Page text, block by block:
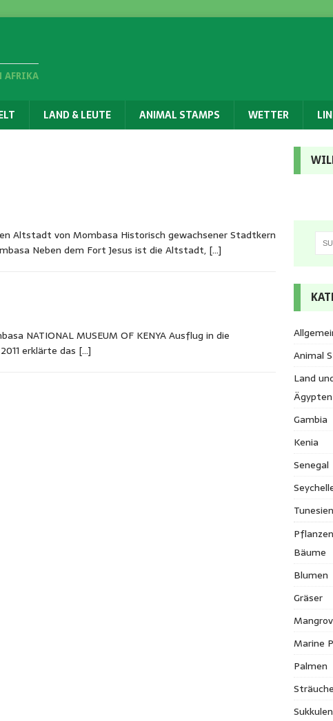
AFRIKA
LAND & LEUTE ANIMAL STAMPS WETTER
Altstadt von Mombasa Historisch gewachsener Stadtkern
Neben dem Fort Jesus ist die Altstadt, […]
NATIONAL MUSEUM OF KENYA Ausflug in die
erklärte das […]
Animal
Land
Ägypten
Gambia
Kenia
Senegal
Tunesien
Bäume
Blumen
Gräser
Marine
Palmen